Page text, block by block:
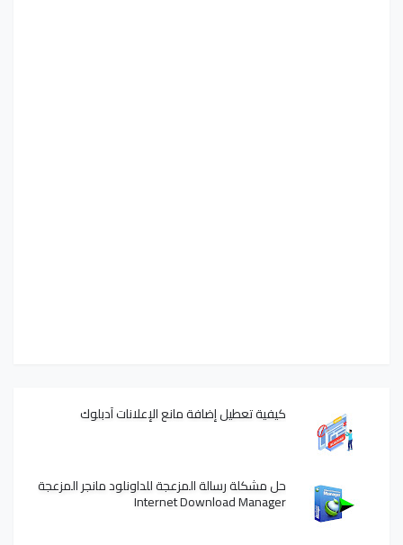
كيفية تعطيل إضافة مانع الإعلانات آدبلوك
حل مشكلة رسالة المزعجة للداونلود مانجر المزعجة
Internet Download Manager